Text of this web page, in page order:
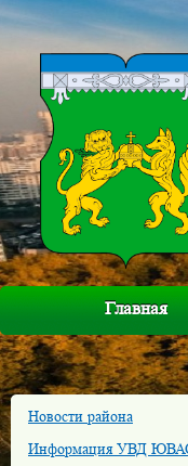
Главная
Новости района
Информация УВД